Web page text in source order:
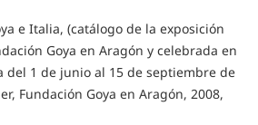
e Italia, (catálogo de la exposición
Goya en Aragón y celebrada en
del 1 de junio al 15 de septiembre de
Fundación Goya en Aragón, 2008,